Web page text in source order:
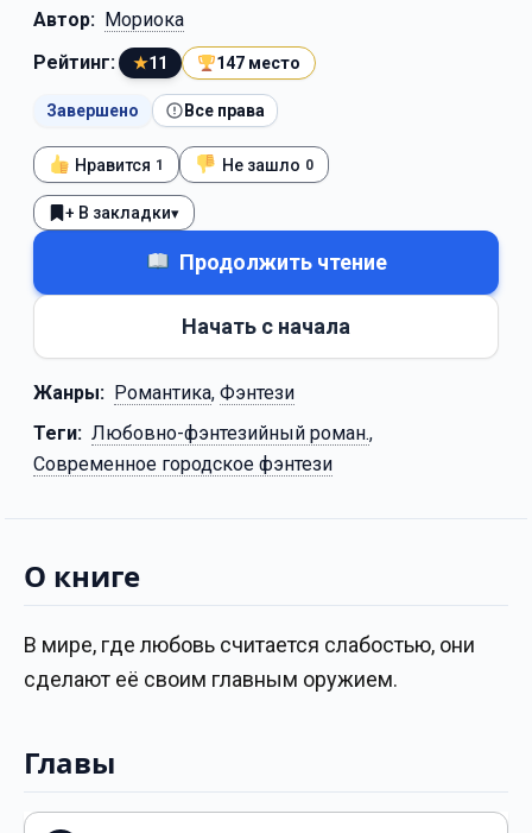
Автор: Мориока
Рейтинг:
★11 147 место
Завершено Все права
Нравится 1 Не зашло 0
+ В закладки▾
Продолжить чтение
Начать с начала
Жанры: Романтика, Фэнтези
Теги: Любовно-фэнтезийный роман.,
Современное городское фэнтези
О книге
В мире, где любовь считается слабостью, они
сделают её своим главным оружием.
Главы